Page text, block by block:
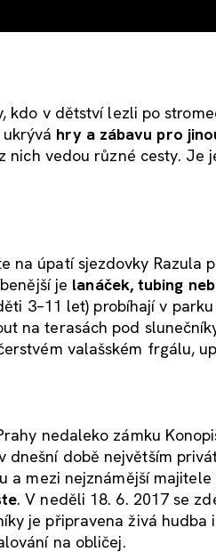
kdo v dětství lezli po
hry a zábavu pro
vedou různé cesty. Je
na úpatí sjezdovky Razula
je lanáček, tubing
3–11 let) probíhají v
na terasách pod
valašském frgálu,
nedaleko zámku
dnešní době největším
a mezi nejznámější
. V neděli 18. 6. 2017 se
je připravena živá hudba
na obličej.